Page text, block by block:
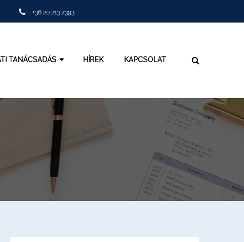
+36 20 213 2393
TANÁCSADÁS HÍREK KAPCSOLAT